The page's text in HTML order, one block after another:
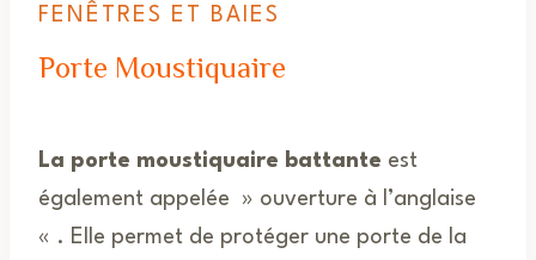
FENÊTRES ET BAIES
Porte Moustiquaire
La porte moustiquaire battante est
également appelée » ouverture à l’anglaise
« . Elle permet de protéger une porte de la